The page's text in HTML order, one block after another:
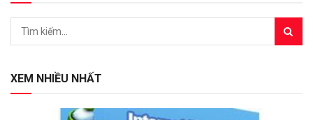
XEM NHIỀU NHẤT